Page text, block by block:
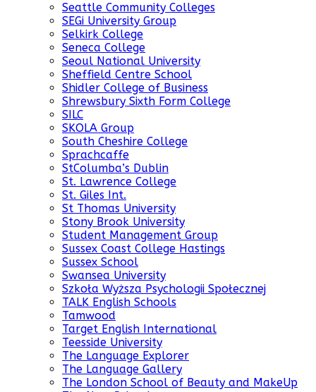
Seattle Community Colleges
SEGi University Group
Selkirk College
Seneca College
Seoul National University
Sheffield Centre School
Shidler College of Business
Shrewsbury Sixth Form College
SILC
SKOLA Group
South Cheshire College
Sprachcaffe
StColumba’s Dublin
St. Lawrence College
St. Giles Int.
St Thomas University
Stony Brook University
Student Management Group
Sussex Coast College Hastings
Sussex School
Swansea University
Szkoła Wyższa Psychologii Społecznej
TALK English Schools
Tamwood
Target English International
Teesside University
The Language Explorer
The Language Gallery
The London School of Beauty and MakeUp